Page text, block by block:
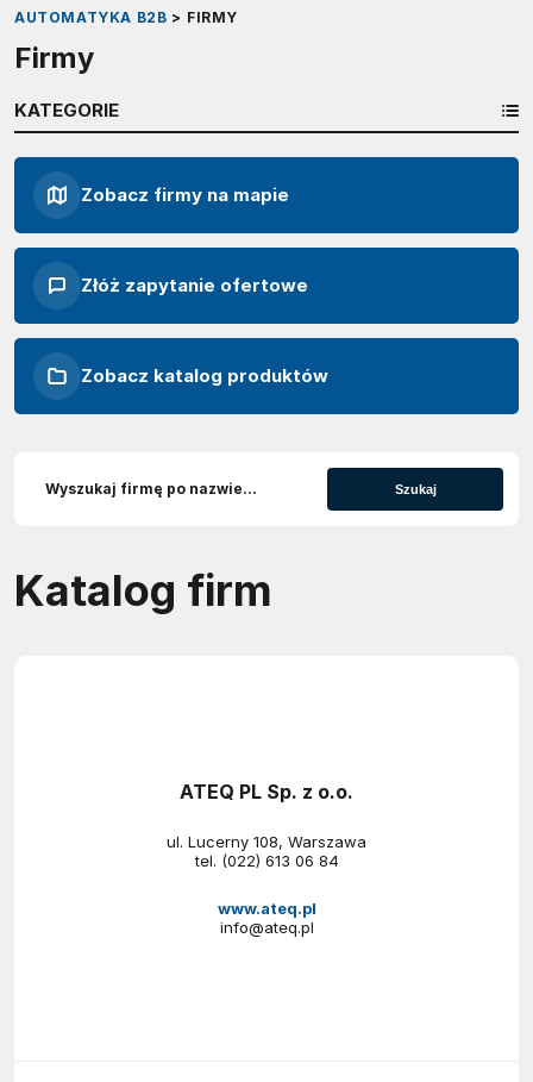
AUTOMATYKA B2B > FIRMY
Firmy
KATEGORIE
Zobacz firmy na mapie
Złóż zapytanie ofertowe
Zobacz katalog produktów
Szukaj
Katalog firm
ATEQ PL Sp. z o.o.
ul. Lucerny 108, Warszawa
tel. (022) 613 06 84
www.ateq.pl
info@ateq.pl